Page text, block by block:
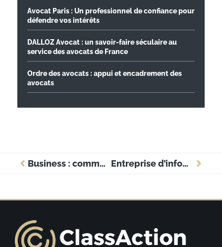
Avocat Paris : Un professionnel de confiance pour
défendre vos intérêts
DALLOZ Avocat : un savoir-faire séculaire au
service des avocats de France
Ordre des avocats : appui et encadrement des
avocats
Business : comment ouvrir sa pizzeria facilement ? Entreprise d’infogérance : qu’est-ce-que c’est ?